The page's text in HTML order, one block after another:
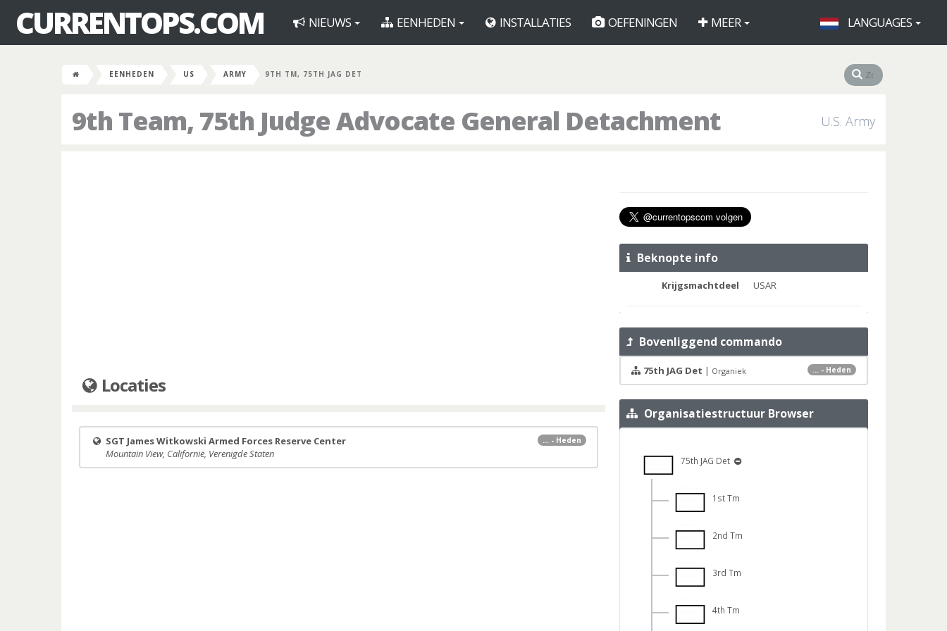
CURRENTOPS.COM NIEUWS EENHEDEN INSTALLATIES OEFENINGEN MEER LANGUAGES
EENHEDEN US ARMY 9TH TM, 75TH JAG DET
9th Team, 75th Judge Advocate General Detachment U.S. Army
Locaties
... - Heden
SGT James Witkowski Armed Forces Reserve Center
Mountain View, Californië, Verenigde Staten
Beknopte info
Krijgsmachtdeel USAR
Bovenliggend commando
... - Heden
75th JAG Det | Organiek
Organisatiestructuur Browser
75th JAG Det
1st Tm
2nd Tm
3rd Tm
4th Tm